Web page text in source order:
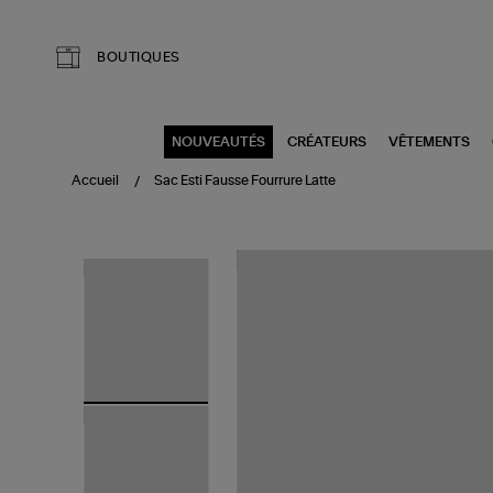
BOUTIQUES
NOUVEAUTÉS CRÉATEURS VÊTEMENTS
Accueil Sac Esti Fausse Fourrure Latte